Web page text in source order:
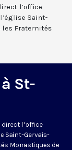
l’office
Saint-
les Fraternités
St-
direct l’office
Saint-Gervais-
Monastiques de